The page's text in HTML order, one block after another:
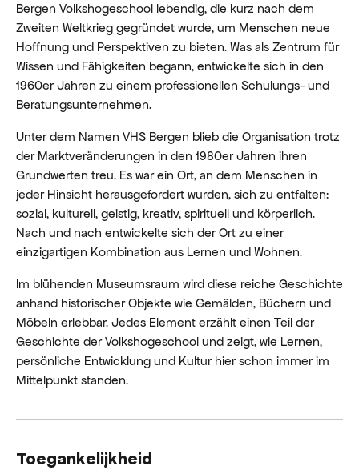
Bergen Volkshogeschool lebendig, die kurz nach dem
Zweiten Weltkrieg gegründet wurde, um Menschen neue
Hoffnung und Perspektiven zu bieten. Was als Zentrum für
Wissen und Fähigkeiten begann, entwickelte sich in den
1960er Jahren zu einem professionellen Schulungs- und
Beratungsunternehmen.
Unter dem Namen VHS Bergen blieb die Organisation trotz
der Marktveränderungen in den 1980er Jahren ihren
Grundwerten treu. Es war ein Ort, an dem Menschen in
jeder Hinsicht herausgefordert wurden, sich zu entfalten:
sozial, kulturell, geistig, kreativ, spirituell und körperlich.
Nach und nach entwickelte sich der Ort zu einer
einzigartigen Kombination aus Lernen und Wohnen.
Im blühenden Museumsraum wird diese reiche Geschichte
anhand historischer Objekte wie Gemälden, Büchern und
Möbeln erlebbar. Jedes Element erzählt einen Teil der
Geschichte der Volkshogeschool und zeigt, wie Lernen,
persönliche Entwicklung und Kultur hier schon immer im
Mittelpunkt standen.
Toegankelijkheid